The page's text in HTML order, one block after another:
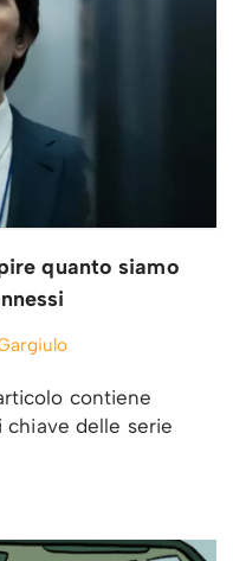
quanto siamo
contiene
delle serie